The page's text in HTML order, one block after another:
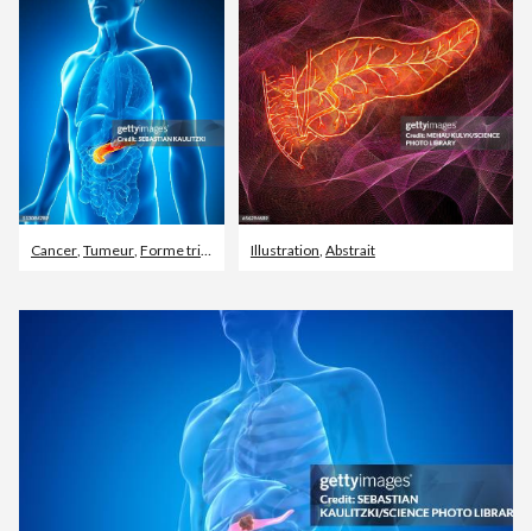
Cancer Tumeur Forme tridimensionnelle Illustration Abstrait